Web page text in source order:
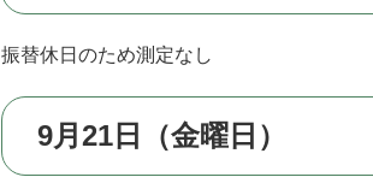
振替休日のため測定なし
9月21日（金曜日）